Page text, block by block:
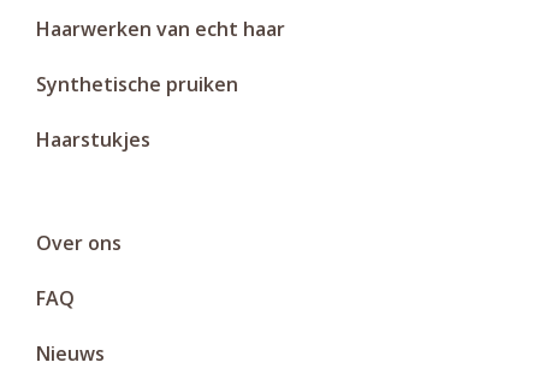
Haarwerken van echt haar
Synthetische pruiken
Haarstukjes
Over ons
FAQ
Nieuws